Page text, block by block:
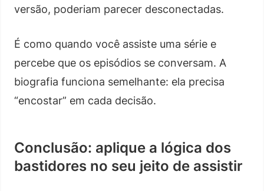
versão, poderiam parecer desconectadas.
É como quando você assiste uma série e
percebe que os episódios se conversam. A
biografia funciona semelhante: ela precisa
“encostar” em cada decisão.
Conclusão: aplique a lógica dos
bastidores no seu jeito de assistir